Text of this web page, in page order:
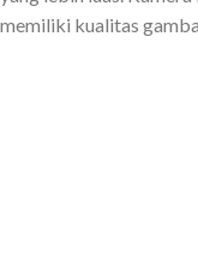
memiliki kualitas